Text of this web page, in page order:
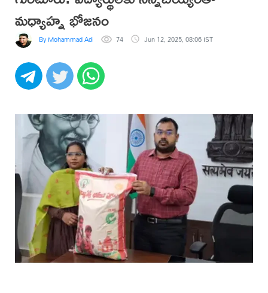
మధ్యాహ్న భోజనం
By Mohammad Adil Anwar 74 Jun 12, 2025, 08:06 IST